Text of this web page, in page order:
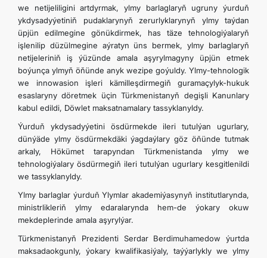
we netijeliligini artdyrmak, ylmy barlaglaryň ugruny ýurduň
ykdysadyýetiniň pudaklarynyň zerurlyklarynyň ylmy taýdan
üpjün edilmegine gönükdirmek, has täze tehnologiýalaryň
işlenilip düzülmegine aýratyn üns bermek, ylmy barlaglaryň
netijeleriniň iş ýüzünde amala aşyrylmagyny üpjün etmek
boýunça ylmyň öňünde anyk wezipe goýuldy. Ylmy-tehnologik
we innowasion işleri kämilleşdirmegiň guramaçylyk-hukuk
esaslaryny döretmek üçin Türkmenistanyň degişli Kanunlary
kabul edildi, Döwlet maksatnamalary tassyklanyldy.
Ýurduň ykdysadyýetini ösdürmekde ileri tutulýan ugurlary,
dünýäde ylmy ösdürmekdäki ýagdaýlary göz öňünde tutmak
arkaly, Hökümet tarapyndan Türkmenistanda ylmy we
tehnologiýalary ösdürmegiň ileri tutulýan ugurlary kesgitlenildi
we tassyklanyldy.
Ylmy barlaglar ýurduň Ylymlar akademiýasynyň institutlarynda,
ministrlikleriň ylmy edaralarynda hem-de ýokary okuw
mekdeplerinde amala aşyrylýar.
Türkmenistanyň Prezidenti Serdar Berdimuhamedow ýurtda
maksadaokgunly, ýokary kwalifikasiýaly, taýýarlykly we ylmy